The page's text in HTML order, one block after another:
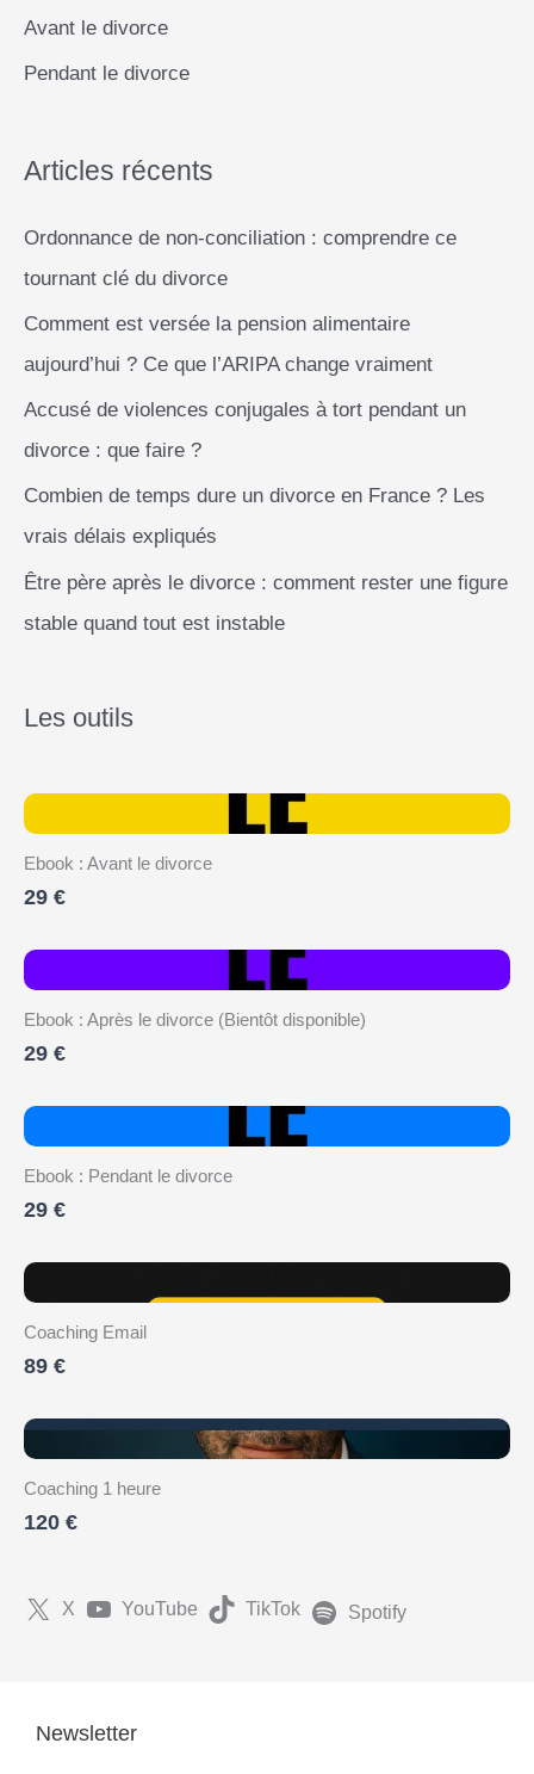
c
h
:
Avant le divorce
Pendant le divorce
Articles récents
Ordonnance de non-conciliation : comprendre ce
tournant clé du divorce
Comment est versée la pension alimentaire
aujourd’hui ? Ce que l’ARIPA change vraiment
Accusé de violences conjugales à tort pendant un
divorce : que faire ?
Combien de temps dure un divorce en France ? Les
vrais délais expliqués
Être père après le divorce : comment rester une figure
stable quand tout est instable
Les outils
Ebook : Avant le divorce
29 €
Ebook : Après le divorce (Bientôt disponible)
29 €
Ebook : Pendant le divorce
29 €
Coaching Email
89 €
Coaching 1 heure
120 €
X YouTube TikTok Spotify
Newsletter